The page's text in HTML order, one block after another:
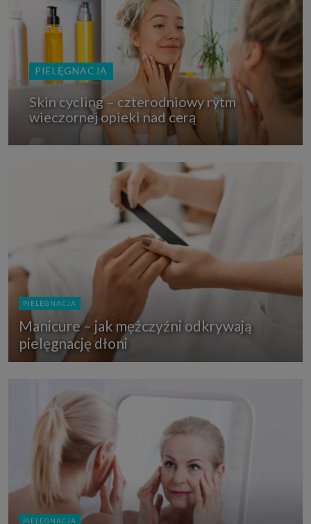
PIELĘGNACJA
Skin cycling – czterodniowy rytm
wieczornej opieki nad cerą
PIELĘGNACJA
Manicure – jak mężczyźni odkrywają
pielęgnację dłoni
PIELĘGNACJA